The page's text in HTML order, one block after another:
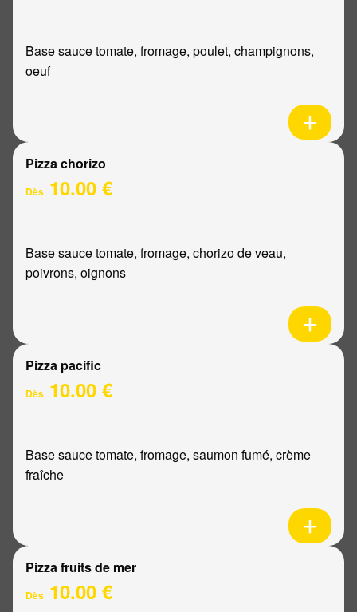
Base sauce tomate, fromage, poulet, champignons,
oeuf
Pizza chorizo
Dès 10.00 €
Base sauce tomate, fromage, chorizo de veau,
poivrons, oignons
Pizza pacific
Dès 10.00 €
Base sauce tomate, fromage, saumon fumé, crème
fraîche
Pizza fruits de mer
Dès 10.00 €